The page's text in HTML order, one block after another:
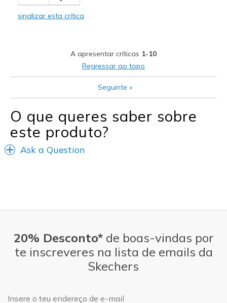
sinalizar esta crítica
A apresentar críticas 1-10
Regressar ao topo
Seguinte »
O que queres saber sobre
este produto?
Ask a Question
20% Desconto*de boas-vindas por
te inscreveres na lista de emails da
Skechers
Endereço de e-mail